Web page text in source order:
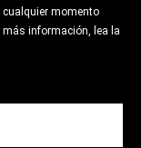
cualquier momento
más información, lea la